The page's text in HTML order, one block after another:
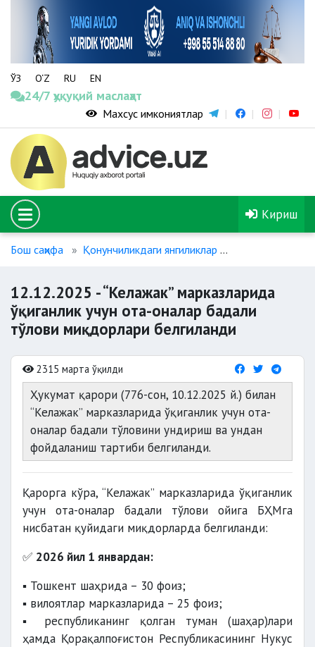
ЎЗ O‘Z RU EN
24/7 ҳуқуқий маслаҳат
Махсус имкониятлар
Кириш
Бош саҳифа Қонунчиликдаги янгиликлар
12.12.2025 - “Келажак” марказларида
ўқиганлик учун ота-оналар бадали
тўлови миқдорлари белгиланди
2315 марта ўқилди
Ҳукумат қарори (776-сон, 10.12.2025 й.) билан
“Келажак” марказларида ўқиганлик учун ота-
оналар бадали тўловини ундириш ва ундан
фойдаланиш тартиби белгиланди.
Қарорга кўра, “Келажак” марказларида ўқиганлик
учун ота-оналар бадали тўлови ойига БҲМга
нисбатан қуйидаги миқдорларда белгиланди:
✅ 2026 йил 1 январдан:
▪️ Тошкент шаҳрида – 30 фоиз;
▪️ вилоятлар марказларида – 25 фоиз;
▪️ республиканинг қолган туман (шаҳар)лари
ҳамда Қорақалпоғистон Республикасининг Нукус